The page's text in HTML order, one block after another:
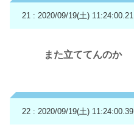
21 : 2020/09/19(土) 11:24:00.21
また立ててんのか
22 : 2020/09/19(土) 11:24:00.39